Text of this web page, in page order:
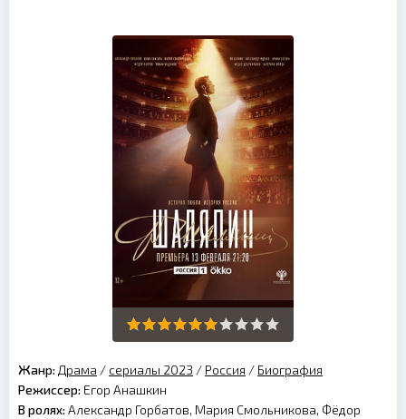
Жанр: Драма / сериалы 2023 / Россия / Биография
Режиссер: Егор Анашкин
В ролях: Александр Горбатов, Мария Смольникова, Фёдор